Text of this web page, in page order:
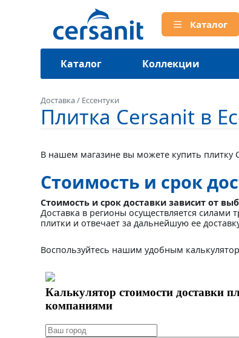
Каталог
Каталог Коллекции
Доставка/ Ессентуки
Плитка Cersanit в
В нашем магазине вы можете купить плитку
Стоимость и срок
Стоимость и срок доставки зависит от
Доставка в регионы осуществляется силами
плитки и отвечает за дальнейшую ее
Воспользуйтесь нашим удобным